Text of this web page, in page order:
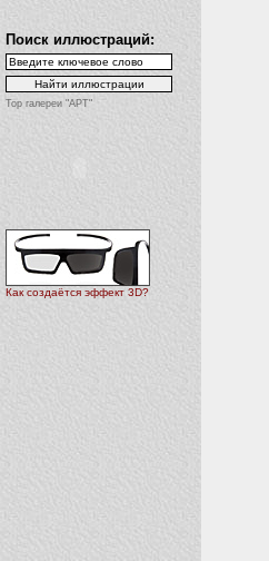
Поиск иллюстраций:
Top галереи "АРТ"
Как создаётся эффект 3D?